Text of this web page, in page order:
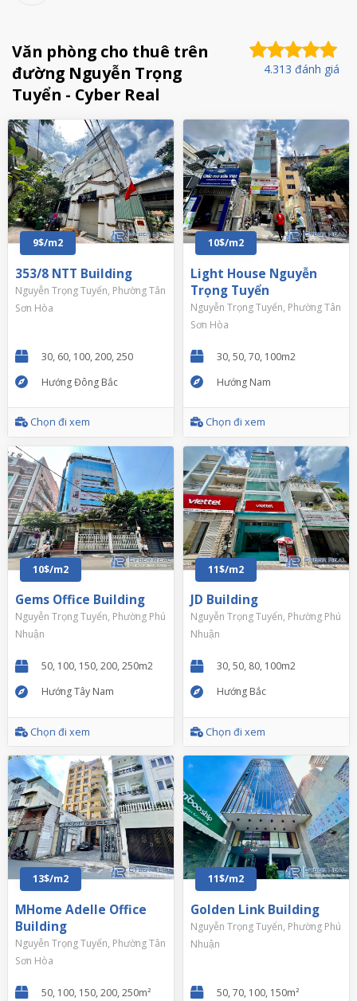
Văn phòng cho thuê trên
đường Nguyễn Trọng
Tuyển - Cyber Real
4.313 đánh giá
9$/m2
353/8 NTT Building
Nguyễn Trọng Tuyển, Phường Tân
Sơn Hòa
30, 60, 100, 200, 250
Hướng Đông Bắc
Chọn đi xem
10$/m2
Light House Nguyễn
Trọng Tuyển
Nguyễn Trọng Tuyển, Phường Tân
Sơn Hòa
30, 50, 70, 100m2
Hướng Nam
Chọn đi xem
10$/m2
Gems Office Building
Nguyễn Trọng Tuyển, Phường Phú
Nhuận
50, 100, 150, 200, 250m2
Hướng Tây Nam
Chọn đi xem
11$/m2
JD Building
Nguyễn Trọng Tuyển, Phường Phú
Nhuận
30, 50, 80, 100m2
Hướng Bắc
Chọn đi xem
13$/m2
MHome Adelle Office
Building
Nguyễn Trọng Tuyển, Phường Tân
Sơn Hòa
50, 100, 150, 200, 250m²
11$/m2
Golden Link Building
Nguyễn Trọng Tuyển, Phường Phú
Nhuận
50, 70, 100, 150m²